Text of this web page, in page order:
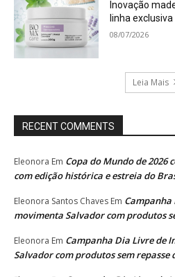
Inovação
linha
08/07/2026
Leia Mais
RECENT COMMENTS
Eleonora Em Copa do Mundo de 2026
com edição histórica e estreia do
Eleonora Santos Chaves Em Campanha
movimenta Salvador com produtos
Eleonora Em Campanha Dia Livre de
Salvador com produtos sem repasse